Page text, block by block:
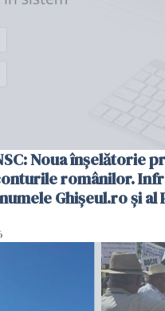
Noua înșelătorie
românilor.
Ghișeul.ro și al